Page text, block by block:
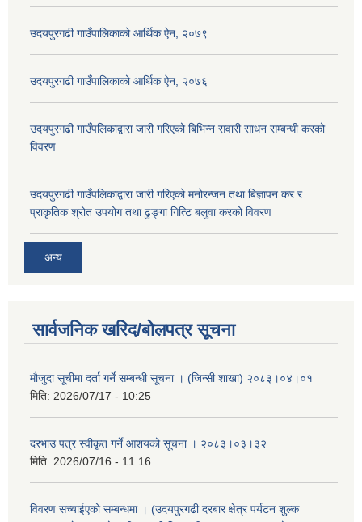
उदयपुरगढी गाउँपालिकाको आर्थिक ऐन, २०७९
उदयपुरगढी गाउँपालिकाको आर्थिक ऐन, २०७६
उदयपुरगढी गाउँपलिकाद्वारा जारी गरिएको बिभिन्न सवारी साधन सम्बन्धी करको
विवरण
उदयपुरगढी गाउँपलिकाद्वारा जारी गरिएको मनोरन्जन तथा बिज्ञापन कर र
प्राकृतिक श्रोत उपयोग तथा ढुङ्गा गित्टि बलुवा करको विवरण
अन्य
सार्वजनिक खरिद/बोलपत्र सूचना
मौजुदा सूचीमा दर्ता गर्ने सम्बन्धी सूचना । (जिन्सी शाखा) २०८३।०४।०१
मिति: 2026/07/17 - 10:25
दरभाउ पत्र स्वीकृत गर्ने आशयको सूचना । २०८३।०३।३२
मिति: 2026/07/16 - 11:16
विवरण सच्याईएको सम्बन्धमा । (उदयपुरगढी दरबार क्षेत्र पर्यटन शुल्क